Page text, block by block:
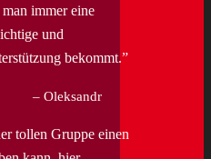
immer eine
und
bekommt.
Oleksandr
tollen Gruppe einen